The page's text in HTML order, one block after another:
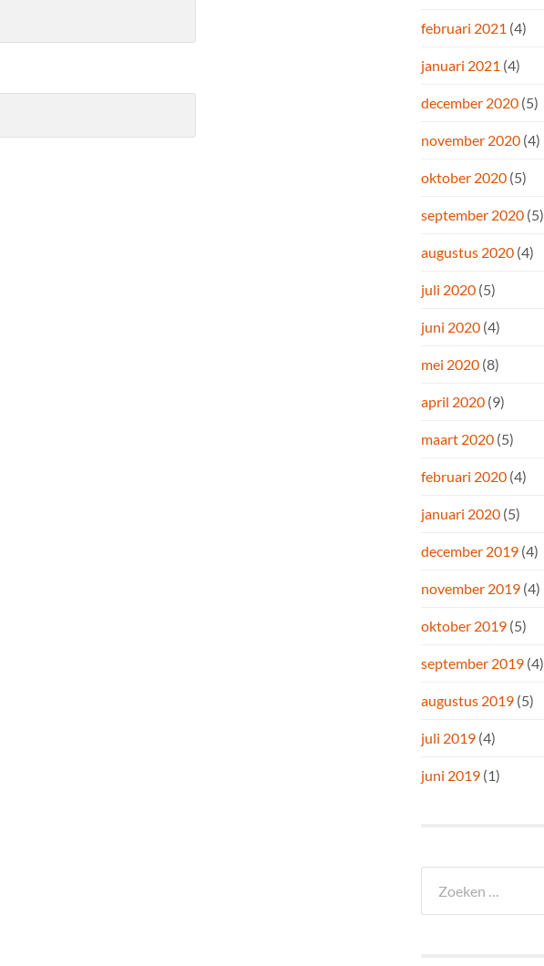
februari 2021 (4)
januari 2021 (4)
december 2020 (5)
november 2020 (4)
oktober 2020 (5)
september 2020 (5)
augustus 2020 (4)
juli 2020 (5)
juni 2020 (4)
mei 2020 (8)
april 2020 (9)
maart 2020 (5)
februari 2020 (4)
januari 2020 (5)
december 2019 (4)
november 2019 (4)
oktober 2019 (5)
september 2019 (4)
augustus 2019 (5)
juli 2019 (4)
juni 2019 (1)
naar: